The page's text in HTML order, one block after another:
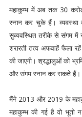
महाकुम्भ में अब तक 30
स्नान कर चुके हैं।
सुव्यवस्थित तरीके से संगम में
शरारती तत्व अफवाहें फैला रहें
की जाएगी। श्रद्धालुओं को
और संगम स्नान कर सकते
मैंने 2013 और 2019 के
महाकुम्भ की गई है वो भूतो